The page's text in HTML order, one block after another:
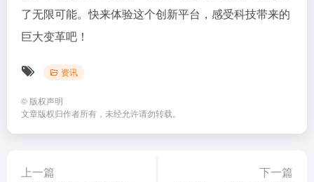
了无限可能。快来体验这个创新平台，感受科技带来的
巨大变革吧！
资讯
© 版权声明
文章版权归作者所有，未经允许请勿转载。
上一篇 下一篇